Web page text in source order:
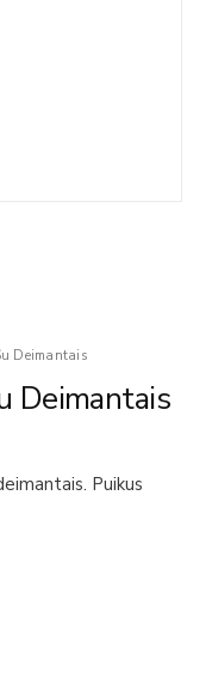
Deimantais
Deimantais
Puikus